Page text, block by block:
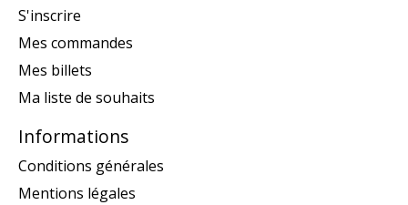
S'inscrire
Mes commandes
Mes billets
Ma liste de souhaits
Informations
Conditions générales
Mentions légales